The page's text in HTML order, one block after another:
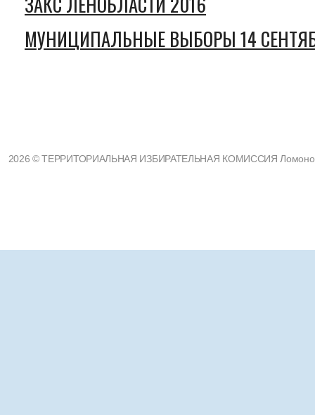
МУНИЦИПАЛЬНЫЕ ВЫБОРЫ 14
2026 © ТЕРРИТОРИАЛЬНАЯ ИЗБИРАТЕЛЬНАЯ КОМИССИЯ